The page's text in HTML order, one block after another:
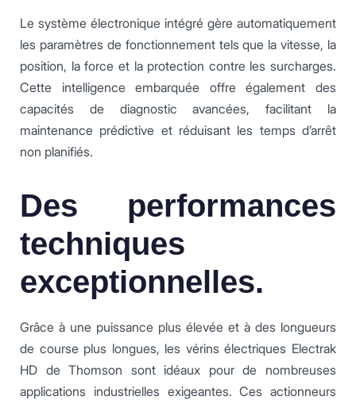
Le système électronique intégré gère automatiquement
les paramètres de fonctionnement tels que la vitesse, la
position, la force et la protection contre les surcharges.
Cette intelligence embarquée offre également des
capacités de diagnostic avancées, facilitant la
maintenance prédictive et réduisant les temps d’arrêt
non planifiés.
Des performances
techniques
exceptionnelles.
Grâce à une puissance plus élevée et à des longueurs
de course plus longues, les vérins électriques Electrak
HD de Thomson sont idéaux pour de nombreuses
applications industrielles exigeantes. Ces actionneurs